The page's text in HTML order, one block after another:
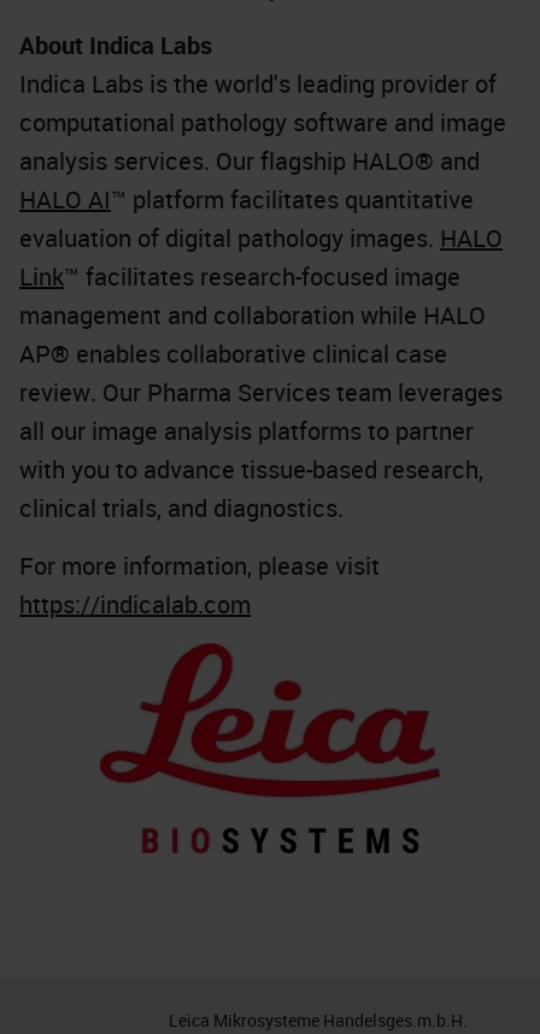
About Indica Labs
Indica Labs is the world's leading provider of
computational pathology software and image
analysis services. Our flagship HALO® and
HALO AI™ platform facilitates quantitative
evaluation of digital pathology images. HALO
Link™ facilitates research-focused image
management and collaboration while HALO
AP® enables collaborative clinical case
review. Our Pharma Services team leverages
all our image analysis platforms to partner
with you to advance tissue-based research,
clinical trials, and diagnostics.
For more information, please visit
https://indicalab.com
Leica Mikrosysteme Handelsges.m.b.H.